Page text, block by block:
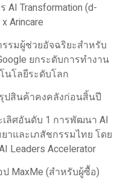
Transformation (d-
Arincare
รมผู้ช่วยอัจฉริยะสำหรับ
ยกระดับการทำงาน
นโลยีระดับโลก
ปสินค้าคงคลังก่อนสิ้นปี
เลิศอันดับ 1 การพัฒนา AI
และเภสัชกรรมไทย โดย
Leaders Accelerator
MaxMe (สำหรับผู้ซื้อ)